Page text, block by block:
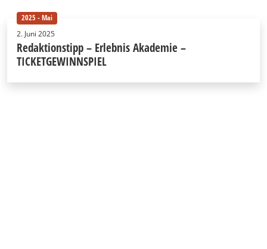
2025 - Mai
2. Juni 2025
Redaktionstipp – Erlebnis Akademie –
TICKETGEWINNSPIEL